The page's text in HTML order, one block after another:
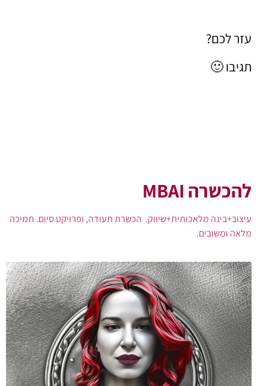
עזר לכם?
תגיבו 🙂
להכשרה MBAI
עיצוב+בינה מלאכותית+שיווק. הכשרת תעודה, ופרויקט סיום. תמיכה
מלאה ומשובים.